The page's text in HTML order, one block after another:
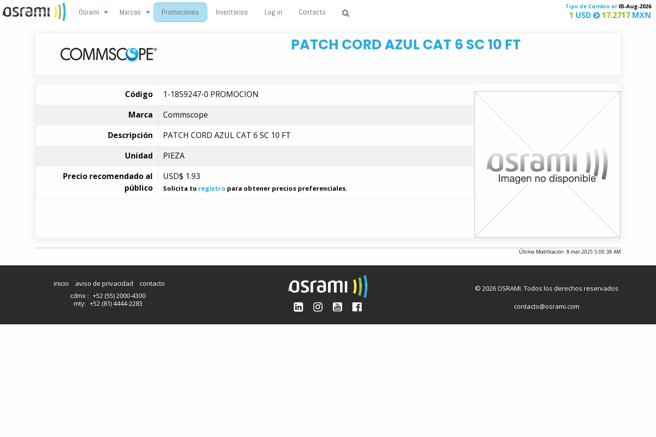
Osrami Marcas Promociones Inventarios Log in Contacto
Tipo de Cambio al 05-Aug-2026
1 USD 17.2717 MXN
PATCH CORD AZUL CAT 6 SC 10 FT
Código
1-1859247-0 PROMOCION
Marca
Commscope
Descripción
PATCH CORD AZUL CAT 6 SC 10 FT
Unidad
PIEZA
Precio recomendado al
público
USD$ 1.93
Solicita tu registro para obtener precios preferenciales.
Última Modificación: 8-mar-2025 5:00:38 AM
inicio aviso de privacidad
contacto
cdmx : +52 (55) 2000-4300
mty: +52 (81) 4444-2283
© 2026 OSRAMI. Todos los derechos reservados
contacto@osrami.com